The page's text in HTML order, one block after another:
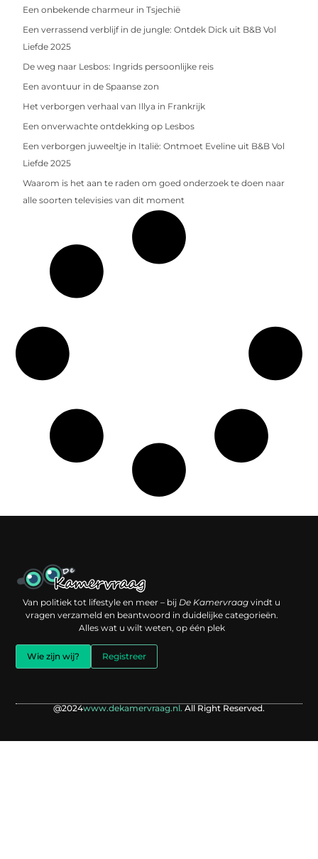
Een onbekende charmeur in Tsjechië
Een verrassend verblijf in de jungle: Ontdek Dick uit B&B Vol
Liefde 2025
De weg naar Lesbos: Ingrids persoonlijke reis
Een avontuur in de Spaanse zon
Het verborgen verhaal van Illya in Frankrijk
Een onverwachte ontdekking op Lesbos
Een verborgen juweeltje in Italië: Ontmoet Eveline uit B&B Vol
Liefde 2025
Waarom is het aan te raden om goed onderzoek te doen naar
alle soorten televisies van dit moment
Van politiek tot lifestyle en meer – bijDe Kamervraag vindt u
vragen verzameld en beantwoord in duidelijke categorieën.
Alles wat u wilt weten, op één plek
Wie zijn wij? Registreer
@2024www.dekamervraag.nl. All Right Reserved.